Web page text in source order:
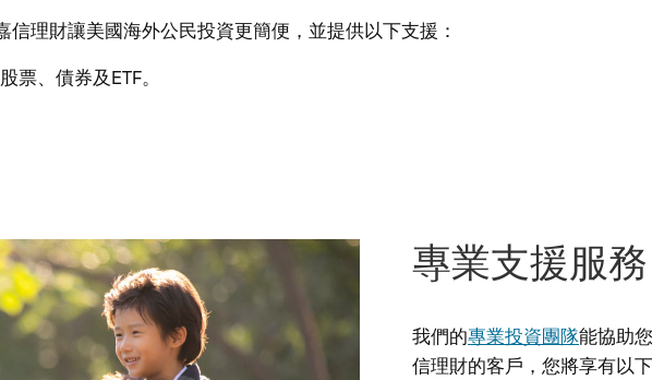
理財讓美國海外公民投資更簡便，並提供以下支援：
票、債券及ETF。
專業支援服務
我們的專業投資團隊能協助
信理財的客戶，您將享有以下